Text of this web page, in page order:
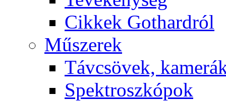
Cik­kek Got­hard­ról
Mű­sze­rek
Táv­csö­vek,
Spekt­rosz­kó­pok